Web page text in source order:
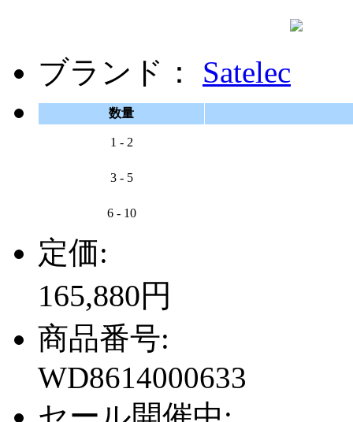
ブランド： Satelec
数量
1 - 2
3 - 5
6 - 10
定価:
165,880円
商品番号:
WD8614000633